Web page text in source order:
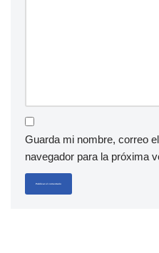
Guarda mi nombre, correo
navegador para la próxima